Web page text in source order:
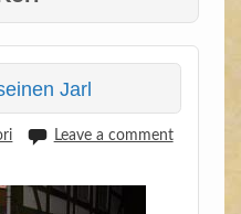
Jarl
Leave a comment